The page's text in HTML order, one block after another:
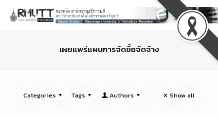
เผยแพร่แผนการจัดซื้อจัดจ้าง
Categories Tags Authors Show all